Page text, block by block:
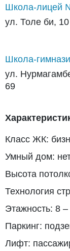
Школа-лицей
ул. Толе би, 10
Школа-
ул.
69
Класс ЖК:
Умный дом:
Высота
Технология
Этажность: 8 –
Паркинг:
Лифт: